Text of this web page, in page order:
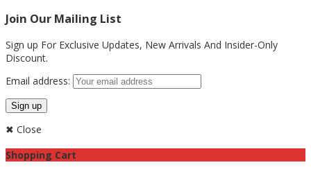
Join Our Mailing List
Sign up For Exclusive Updates, New Arrivals And Insider-Only
Discount.
Email address:
✖ Close
Shopping Cart